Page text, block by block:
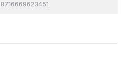
8716669623451